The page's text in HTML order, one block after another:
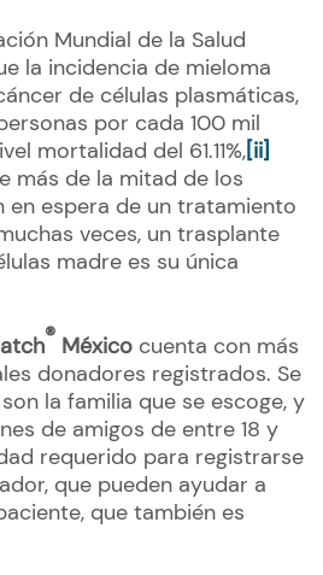
Mundial de la Salud
la incidencia de mieloma
de células plasmáticas,
por cada 100 mil
mortalidad del 61.11%,[ii]
más de la mitad de los
en espera de un tratamiento
veces, un trasplante
madre es su única
® México cuenta con más
donadores registrados. Se
la familia que se escoge, y
de amigos de entre 18 y
requerido para registrarse
que pueden ayudar a
que también es